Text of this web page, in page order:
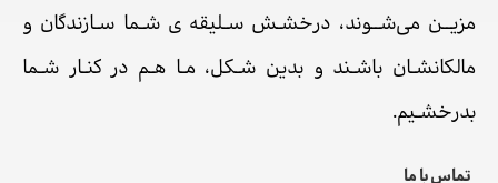
مزیــن می‌شــوند، درخشـش سـلیقه ی شـما سـازندگان و
مالکانشـان باشـند و بدین شـکل، مـا هـم در کنـار شـما
بدرخشـیم.